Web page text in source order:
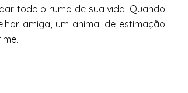
todo o rumo de sua vida. Quando
amiga, um animal de estimação